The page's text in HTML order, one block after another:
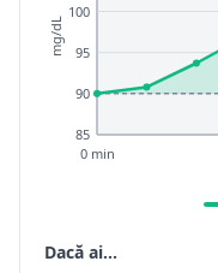
85
90
95
100
0 min
mg/dL
Dacă ai...